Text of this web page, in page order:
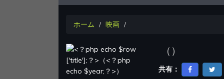
ホーム 映画
（ ）
共有：